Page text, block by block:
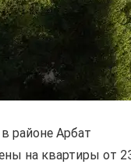
районе Арбат
на квартиры от